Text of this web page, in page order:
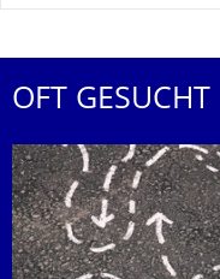
OFT GESUCHT